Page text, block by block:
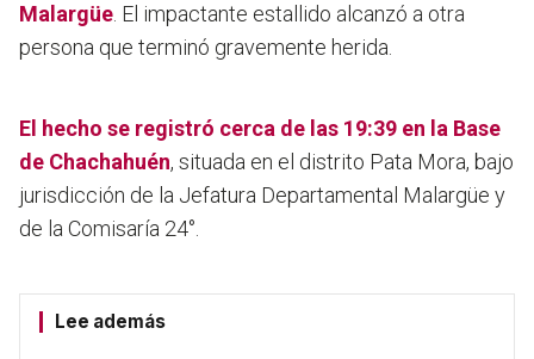
Malargüe . El impactante estallido alcanzó a otra
persona que terminó gravemente herida.
El hecho se registró cerca de las 19:39 en la Base
de Chachahuén, situada en el distrito Pata Mora, bajo
jurisdicción de la Jefatura Departamental Malargüe y
de la Comisaría 24°.
Lee además